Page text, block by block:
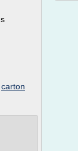
carton